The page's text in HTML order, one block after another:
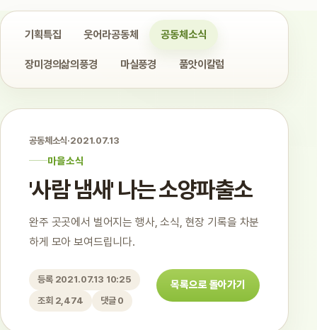
기획특집 웃어라공동체 공동체소식
장미경의삶의풍경 마실풍경 품앗이칼럼
공동체소식·2021.07.13
마을소식
'사람 냄새' 나는 소양파출소
완주 곳곳에서 벌어지는 행사, 소식, 현장 기록을 차분
하게 모아 보여드립니다.
등록 2021.07.13 10:25
조회 2,474
댓글 0
목록으로 돌아가기